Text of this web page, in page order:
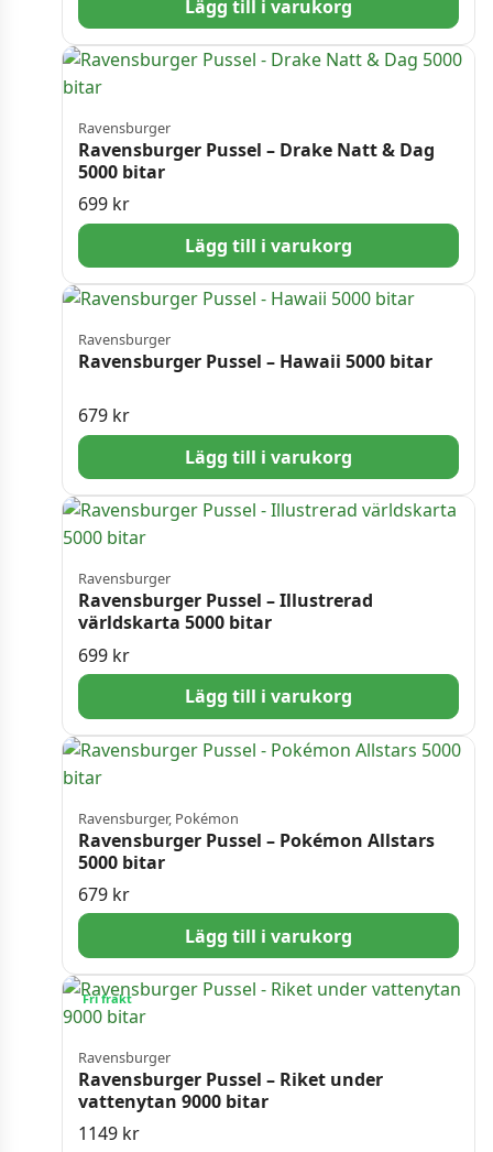
Lägg till i varukorg
Ravensburger
Ravensburger Pussel – Drake Natt & Dag
5000 bitar
699 kr
Lägg till i varukorg
Ravensburger
Ravensburger Pussel – Hawaii 5000 bitar
679 kr
Lägg till i varukorg
Ravensburger
Ravensburger Pussel – Illustrerad
världskarta 5000 bitar
699 kr
Lägg till i varukorg
Ravensburger, Pokémon
Ravensburger Pussel – Pokémon Allstars
5000 bitar
679 kr
Lägg till i varukorg
Fri frakt
Ravensburger
Ravensburger Pussel – Riket under
vattenytan 9000 bitar
1149 kr